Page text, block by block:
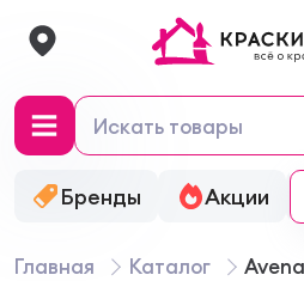
Бренды Акции
Главная Каталог